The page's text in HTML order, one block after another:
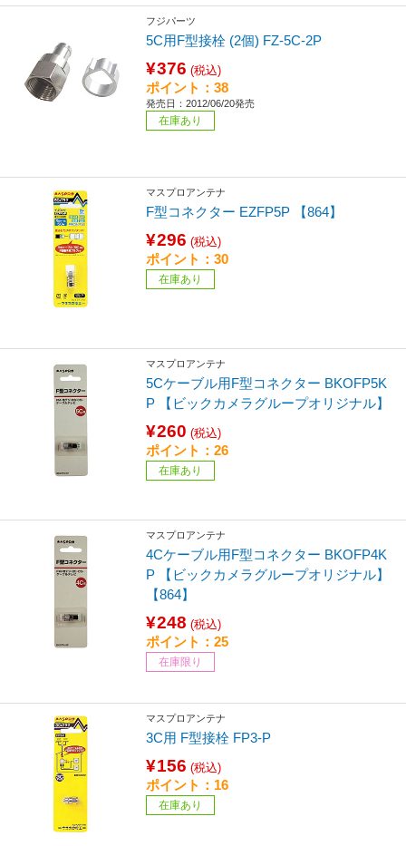
フジパーツ
5C用F型接栓 (2個) FZ-5C-2P
¥376 (税込)
ポイント：38
発売日：2012/06/20発売
在庫あり
マスプロアンテナ
F型コネクター EZFP5P 【864】
¥296 (税込)
ポイント：30
在庫あり
マスプロアンテナ
5Cケーブル用F型コネクター BKOFP5K
P 【ビックカメラグループオリジナル】
¥260 (税込)
ポイント：26
在庫あり
マスプロアンテナ
4Cケーブル用F型コネクター BKOFP4K
P 【ビックカメラグループオリジナル】
【864】
¥248 (税込)
ポイント：25
在庫限り
マスプロアンテナ
3C用 F型接栓 FP3-P
¥156 (税込)
ポイント：16
在庫あり